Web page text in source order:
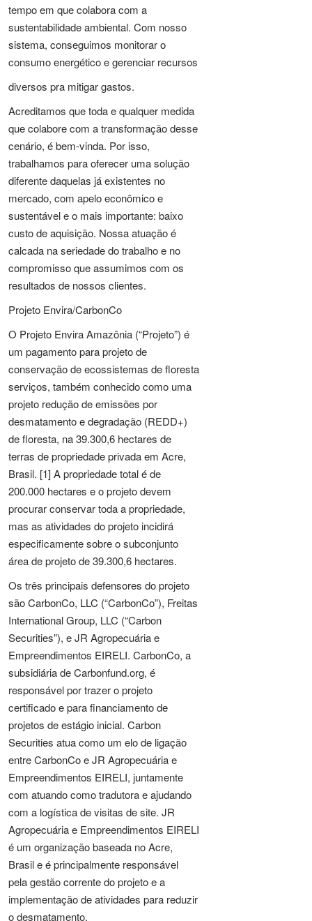
tempo em que colabora com a
sustentabilidade ambiental. Com nosso
sistema, conseguimos monitorar o
consumo energético e gerenciar recursos
diversos pra mitigar gastos.
Acreditamos que toda e qualquer medida
que colabore com a transformação desse
cenário, é bem-vinda. Por isso,
trabalhamos para oferecer uma solução
diferente daquelas já existentes no
mercado, com apelo econômico e
sustentável e o mais importante: baixo
custo de aquisição. Nossa atuação é
calcada na seriedade do trabalho e no
compromisso que assumimos com os
resultados de nossos clientes.
Projeto Envira/CarbonCo
O Projeto Envira Amazônia (“Projeto”) é
um pagamento para projeto de
conservação de ecossistemas de floresta
serviços, também conhecido como uma
projeto redução de emissões por
desmatamento e degradação (REDD+)
de floresta, na 39.300,6 hectares de
terras de propriedade privada em Acre,
Brasil. [1] A propriedade total é de
200.000 hectares e o projeto devem
procurar conservar toda a propriedade,
mas as atividades do projeto incidirá
especificamente sobre o subconjunto
área de projeto de 39.300,6 hectares.
Os três principais defensores do projeto
são CarbonCo, LLC (“CarbonCo”), Freitas
International Group, LLC (“Carbon
Securities”), e JR Agropecuária e
Empreendimentos EIRELI. CarbonCo, a
subsidiária de Carbonfund.org, é
responsável por trazer o projeto
certificado e para financiamento de
projetos de estágio inicial. Carbon
Securities atua como um elo de ligação
entre CarbonCo e JR Agropecuária e
Empreendimentos EIRELI, juntamente
com atuando como tradutora e ajudando
com a logística de visitas de site. JR
Agropecuária e Empreendimentos EIRELI
é um organização baseada no Acre,
Brasil e é principalmente responsável
pela gestão corrente do projeto e a
implementação de atividades para reduzir
o desmatamento.